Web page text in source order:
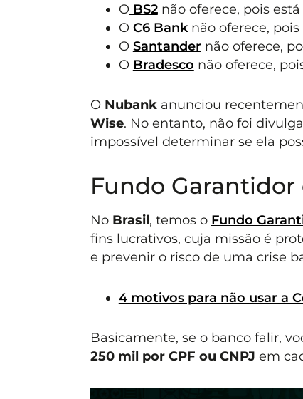
OBS2não oferece, pois
O C6 Banknão oferece, pois
O Santander não oferece,
O Bradesco não oferece,
O Nubank anunciou
Wise. No entanto, não foi
impossível determinar se ela
Fundo Garantidor
No Brasil, temos o Fundo
fins lucrativos, cuja missão é
e prevenir o risco de uma crise
4 motivos para não usar a
Basicamente, se o banco falir,
250 mil por CPF ou CNPJ em